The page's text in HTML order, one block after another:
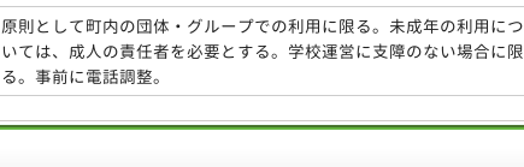
原則として町内の団体・グループでの利用に限る。未成年の利用につ
いては、成人の責任者を必要とする。学校運営に支障のない場合に限
る。事前に電話調整。